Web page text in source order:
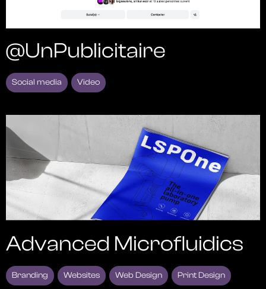
@UnPublicitaire
Social media Video
Advanced Microfluidics
Branding Websites Web Design Print Design